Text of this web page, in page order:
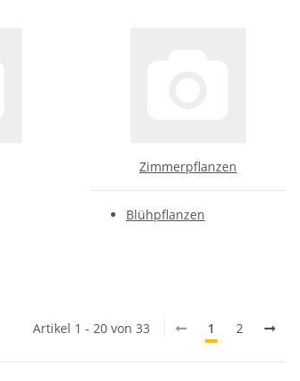
Zimmerpflanzen
Blühpflanzen
Artikel 1 - 20 von 33 1 2